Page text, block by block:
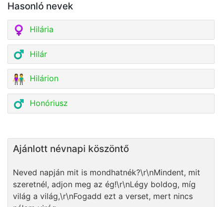
Hasonló nevek
Hilária
Hilár
Hilárion
Honóriusz
Ajánlott névnapi köszöntő
Neved napján mit is mondhatnék?\r\nMindent, mit
szeretnél, adjon meg az ég!\r\nLégy boldog, míg
világ a világ,\r\nFogadd ezt a verset, mert nincs